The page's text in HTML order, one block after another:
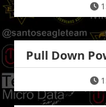
Pull Down